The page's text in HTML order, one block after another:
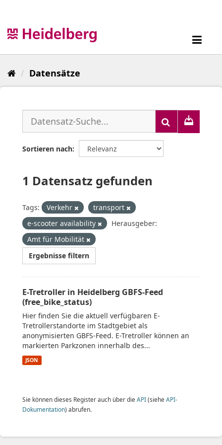
Datensätze
Sortieren nach
1 Datensatz gefunden
Tags: Verkehr
transport
e-scooter availability
Herausgeber:
Amt für Mobilität
Ergebnisse filtern
E-Tretroller in Heidelberg GBFS-Feed
(free_bike_status)
Hier finden Sie die aktuell verfügbaren E-
Tretrollerstandorte im Stadtgebiet als
anonymisierten GBFS-Feed. E-Tretroller können an
markierten Parkzonen innerhalb des...
JSON
Sie können dieses Register auch über die API(siehe API-
Dokumentation) abrufen.